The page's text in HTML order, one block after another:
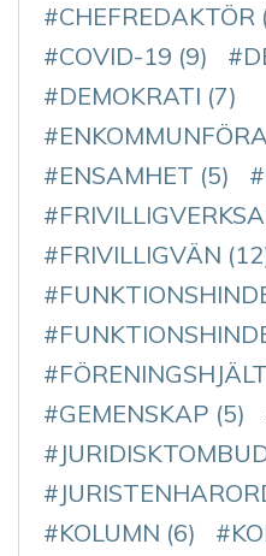
CHEFREDAKTÖR
COVID-19 (9)
DEMOKRATI (7)
ENSAMHET (5)
FRIVILLIGVÄN
GEMENSKAP (5)
KOLUMN (6)